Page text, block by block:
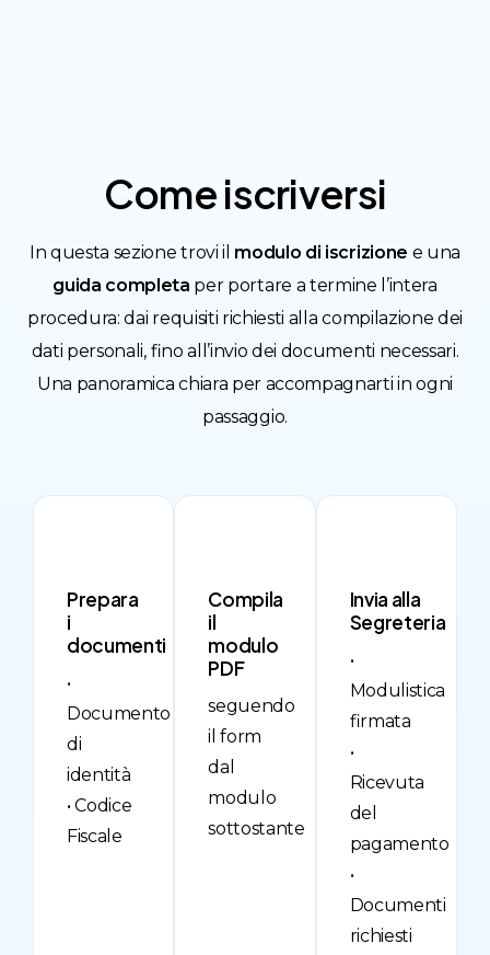
Comeiscriversi
In questa sezione trovi il modulo di iscrizione e una
guida completa per portare a termine l’intera
procedura: dai requisiti richiesti alla compilazione dei
dati personali, fino all’invio dei documenti necessari.
Una panoramica chiara per accompagnarti in ogni
passaggio.
Prepara
i
documenti
•
Documento
di
identità
• Codice
Fiscale
Compila
il
modulo
PDF
seguendo
il form
dal
modulo
sottostante
Invia alla
Segreteria
•
Modulistica
firmata
•
Ricevuta
del
pagamento
•
Documenti
richiesti